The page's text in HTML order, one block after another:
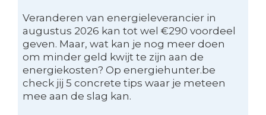
Veranderen van energieleverancier in
augustus 2026 kan tot wel €290 voordeel
geven. Maar, wat kan je nog meer doen
om minder geld kwijt te zijn aan de
energiekosten? Op energiehunter.be
check jij 5 concrete tips waar je meteen
mee aan de slag kan.